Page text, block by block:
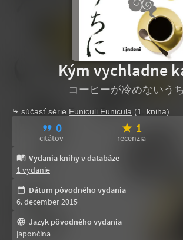
Kým vychladne
コーヒーが冷めないう
súčasť série Funiculi Funicula (1. kniha)
0
citátov
1
recenzia
Vydania knihy v databáze
1 vydanie
Dátum pôvodného vydania
6. december 2015
Jazyk pôvodného vydania
japončina